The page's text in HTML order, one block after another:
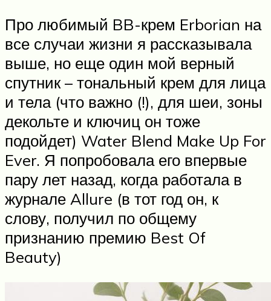
Про любимый BB-крем Erborian на
все случаи жизни я рассказывала
выше, но еще один мой верный
спутник – тональный крем для лица
и тела (что важно (!), для шеи, зоны
декольте и ключиц он тоже
подойдет) Water Blend Make Up For
Ever. Я попробовала его впервые
пару лет назад, когда работала в
журнале Allure (в тот год он, к
слову, получил по общему
признанию премию Best Of
Beauty)